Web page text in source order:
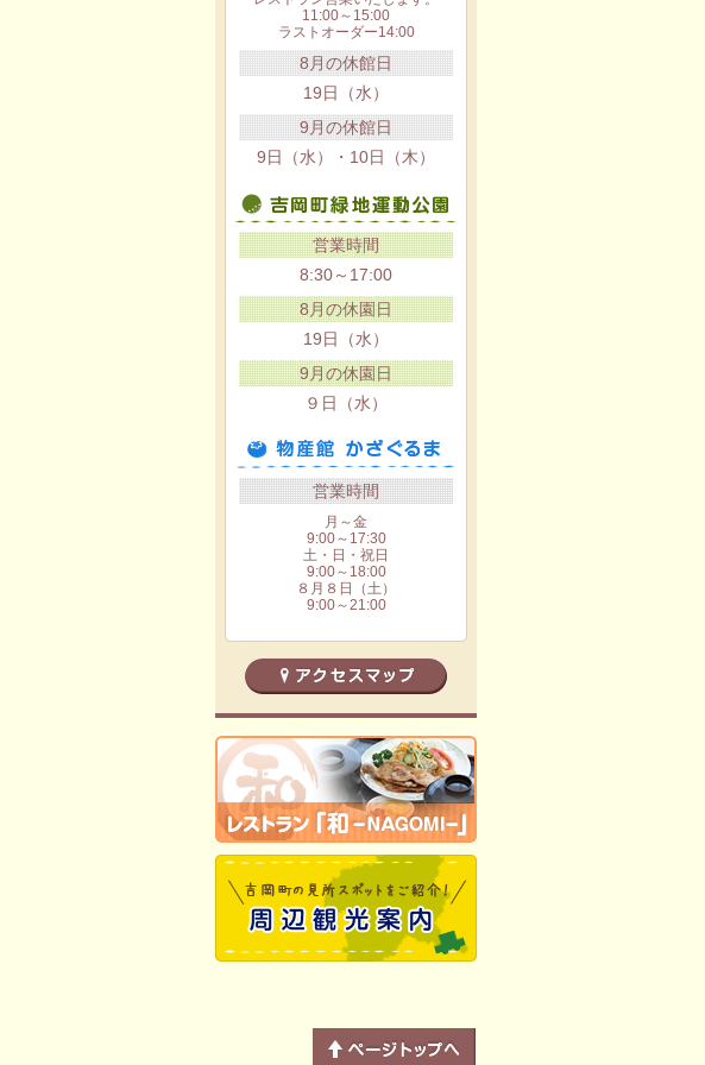
11:00～15:00
ラストオーダー14:00
8月の休館日
19日（水）
9月の休館日
9日（水）・10日（木）
営業時間
8:30～17:00
8月の休園日
19日（水）
9月の休園日
９日（水）
営業時間
月～金
9:00～17:30
土・日・祝日
9:00～18:00
８月８日（土）
9:00～21:00